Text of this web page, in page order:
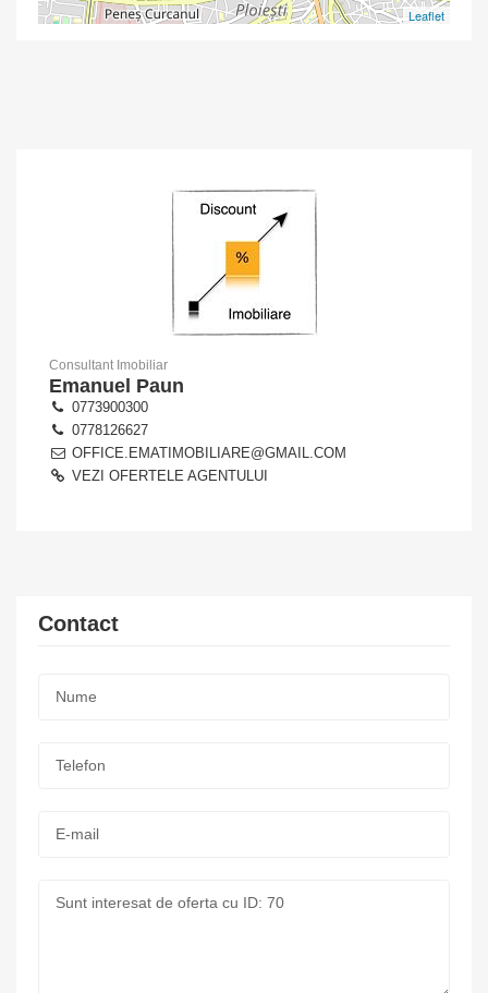
Leaflet
Consultant Imobiliar
Emanuel Paun
0773900300
0778126627
OFFICE.EMATIMOBILIARE@GMAIL.COM
VEZI OFERTELE AGENTULUI
Contact
mail: